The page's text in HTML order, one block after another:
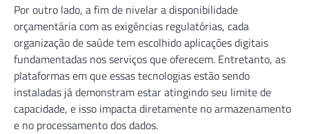
Por outro lado, a fim de nivelar a disponibilidade
orçamentária com as exigências regulatórias, cada
organização de saúde tem escolhido aplicações digitais
fundamentadas nos serviços que oferecem. Entretanto, as
plataformas em que essas tecnologias estão sendo
instaladas já demonstram estar atingindo seu limite de
capacidade, e isso impacta diretamente no armazenamento
e no processamento dos dados.